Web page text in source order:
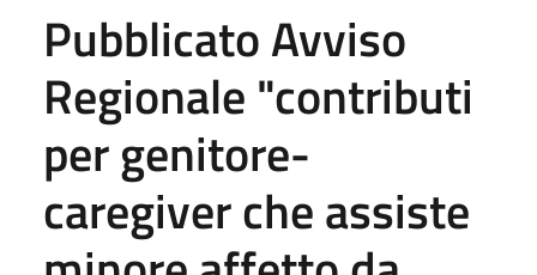
Pubblicato Avviso
Regionale "contributi
per genitore-
caregiver che assiste